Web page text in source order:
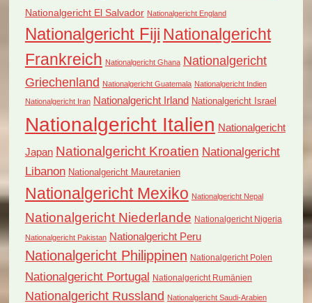
Nationalgericht El Salvador Nationalgericht England
Nationalgericht Fiji Nationalgericht
Frankreich Nationalgericht Ghana Nationalgericht
Griechenland Nationalgericht Guatemala Nationalgericht Indien
Nationalgericht Iran Nationalgericht Irland Nationalgericht Israel
Nationalgericht Italien Nationalgericht
Japan Nationalgericht Kroatien Nationalgericht
Libanon Nationalgericht Mauretanien
Nationalgericht Mexiko Nationalgericht Nepal
Nationalgericht Niederlande Nationalgericht Nigeria
Nationalgericht Pakistan Nationalgericht Peru
Nationalgericht Philippinen Nationalgericht Polen
Nationalgericht Portugal Nationalgericht Rumänien
Nationalgericht Russland Nationalgericht Saudi-Arabien